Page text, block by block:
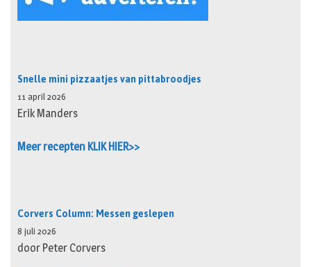
Snelle mini pizzaatjes van pittabroodjes
11 april 2026
Erik Manders
Meer recepten KLIK HIER>>
Corvers Column: Messen geslepen
8 juli 2026
door Peter Corvers